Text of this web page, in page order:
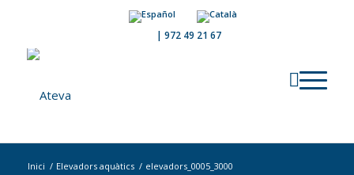
| 972 49 21 67
Inici / Elevadors aquàtics / elevadors_0005_3000